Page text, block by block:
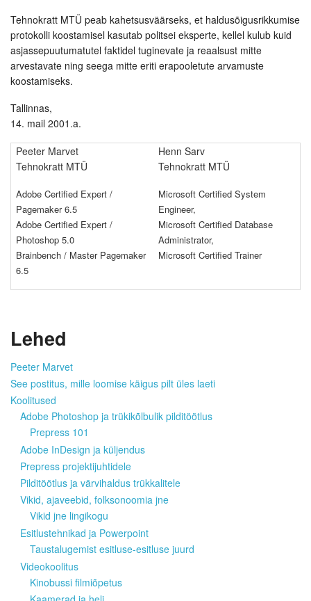
Tehnokratt MTÜ peab kahetsusväärseks, et haldusõigusrikkumise
protokolli koostamisel kasutab politsei eksperte, kellel kulub kuid
asjassepuutumatutel faktidel tuginevate ja reaalsust mitte
arvestavate ning seega mitte eriti erapooletute arvamuste
koostamiseks.
Tallinnas,
14. mail 2001.a.
Peeter Marvet
Tehnokratt MTÜ
Adobe Certified Expert /
Pagemaker 6.5
Adobe Certified Expert /
Photoshop 5.0
Brainbench / Master Pagemaker
6.5
Henn Sarv
Tehnokratt MTÜ
Microsoft Certified System
Engineer,
Microsoft Certified Database
Administrator,
Microsoft Certified Trainer
Lehed
Peeter Marvet
See postitus, mille loomise käigus pilt üles laeti
Koolitused
Adobe Photoshop ja trükikõlbulik pilditöötlus
Prepress 101
Adobe InDesign ja küljendus
Prepress projektijuhtidele
Pilditöötlus ja värvihaldus trükkalitele
Vikid, ajaveebid, folksonoomia jne
Vikid jne lingikogu
Esitlustehnikad ja Powerpoint
Taustalugemist esitluse-esitluse juurd
Videokoolitus
Kinobussi filmiõpetus